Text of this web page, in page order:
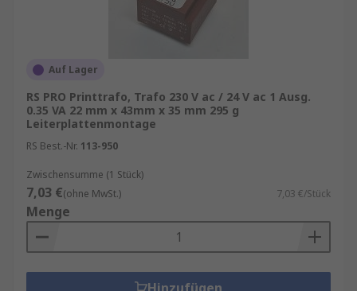
Netzwerkgeräte
Alarmanlagen
Zugangssysteme
Brandmeldeanlagen
Wann immer Spannungen sicher und
normkonform bereitgestellt werden müssen,
bietet ein Printtransformator eine zuverlässige
Basis.
Wichtige Kaufkriterien
Auf Lager
RS PRO Printtrafo, Trafo 230 V ac / 24 V ac 1 Ausg.
0.35 VA 22 mm x 43mm x 35 mm 295 g
Leiterplattenmontage
RS Best.-Nr. 113-950
Zwischensumme (1 Stück)
7,03 €(ohne MwSt.) 7,03 €/Stück
Menge